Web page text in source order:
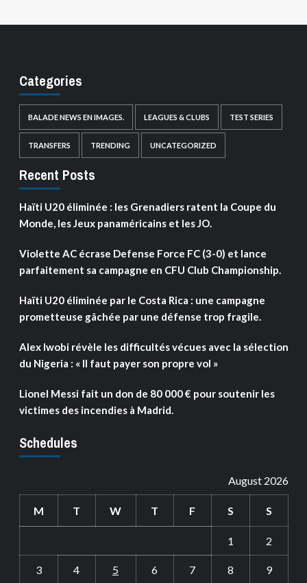
Categories
BALADE NEWS EN IMAGES. LEAGUES & CLUBS TEST SERIES
TRANSFERS TRENDING UNCATEGORIZED
Recent Posts
Haïti U20 éliminée : les Grenadiers ratent la Coupe du
Monde, les Jeux panaméricains et les JO.
Violette AC écrase Defense Force FC (3-0) et lance
parfaitement sa campagne en CFU Club Championship.
Haïti U20 éliminée par le Costa Rica : une campagne
prometteuse gâchée par une défense trop fragile.
Alex Iwobi révèle les difficultés vécues avec la sélection
du Nigeria : « Il faut payer son propre vol »
Lionel Messi fait un don de 80 000 € pour soutenir les
victimes des incendies à Madrid.
Schedules
August 2026
M T W T F S S
1 2
3 4 5 6 7 8 9